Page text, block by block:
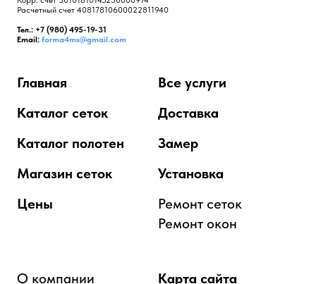
Расчетный счет 40817810600022811940
Тел.: +7 (980) 495-19-31
Email: forma4ms@gmail.com
Главная
Каталог сеток
Каталог полотен
Магазин сеток
Цены
Все услуги
Доставка
Замер
Установка
Ремонт сеток
Ремонт окон
О компании Карта сайта